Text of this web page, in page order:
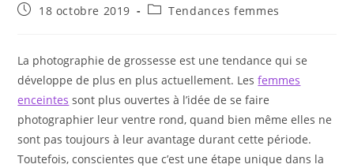
Publication
18 octobre 2019
PostTendances femmes
La photographie de grossesse est une tendance qui se
développe de plus en plus actuellement. Lesfemmes
enceintes sont plus ouvertes à l’idée de se faire
photographier leur ventre rond, quand bien même elles ne
sont pas toujours à leur avantage durant cette période.
Toutefois, conscientes que c’est une étape unique dans la